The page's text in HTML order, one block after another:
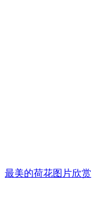
最美的荷花图片欣赏